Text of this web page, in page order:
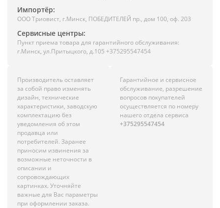
Импортёр:
ООО Триовист, г.Минск, ПОБЕДИТЕЛЕЙ пр., дом 100, оф. 203
Сервисные центры:
Пункт приема товара для гарантийного обслуживания:
г.Минск, ул.Притыцкого, д.105 +375295547454
Производитель оставляет
за собой право изменять
дизайн, технические
характеристики, заводскую
комплектацию без
уведомления об этом
продавца или
потребителей. Заранее
приносим извинения за
возможные неточности в
описании и
сопровождающих
картинках. Уточняйте
важные для Вас параметры
при оформлении заказа.
Гарантийное и сервисное
обслуживание, разрешение
вопросов покупателей
осуществляется по номеру
нашего отдела сервиса
+375295547454